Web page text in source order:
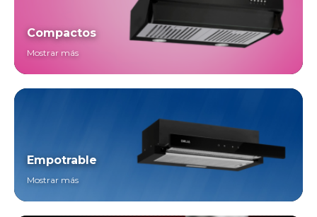
Compactos
Mostrar más
Empotrable
Mostrar más